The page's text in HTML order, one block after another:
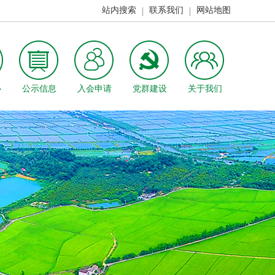
站内搜索 联系我们 网站地图
公示信息 入会申请 党群建设 关于我们